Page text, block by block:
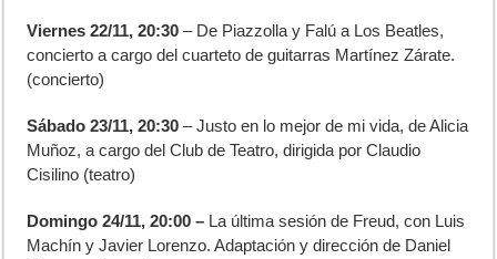
Viernes 22/11, 20:30 – De Piazzolla y Falú a Los Beatles,
concierto a cargo del cuarteto de guitarras Martínez Zárate.
(concierto)
Sábado 23/11, 20:30 – Justo en lo mejor de mi vida, de Alicia
Muñoz, a cargo del Club de Teatro, dirigida por Claudio
Cisilino (teatro)
Domingo 24/11, 20:00 – La última sesión de Freud, con Luis
Machín y Javier Lorenzo. Adaptación y dirección de Daniel